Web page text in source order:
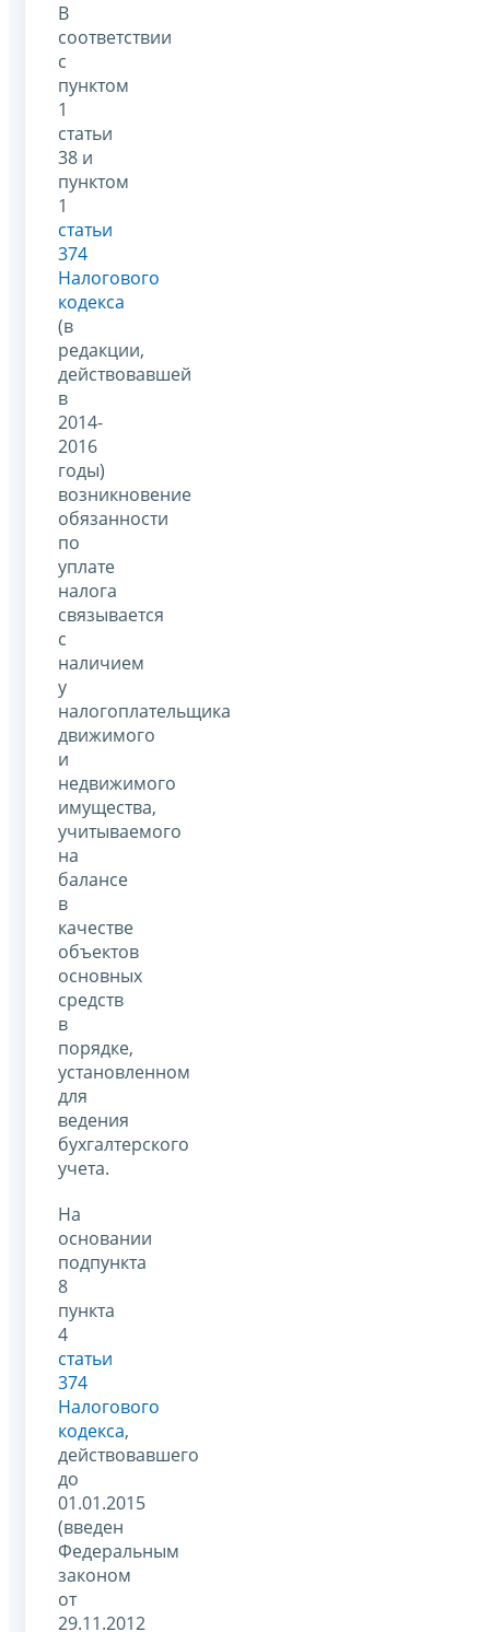
В
соответствии
с
пунктом
1
статьи
38 и
пунктом
1
статьи
374
Налогового
кодекса
(в
редакции,
действовавшей
в
2014-
2016
годы)
возникновение
обязанности
по
уплате
налога
связывается
с
наличием
у
налогоплательщика
движимого
и
недвижимого
имущества,
учитываемого
на
балансе
в
качестве
объектов
основных
средств
в
порядке,
установленном
для
ведения
бухгалтерского
учета.
На
основании
подпункта
8
пункта
4
статьи
374
Налогового
кодекса,
действовавшего
до
01.01.2015
(введен
Федеральным
законом
от
29.11.2012